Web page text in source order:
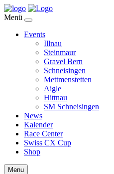
Menü
Events
Illnau
Steinmaur
Gravel Bern
Schneisingen
Mettmenstetten
Aigle
Hittnau
SM Schneisingen
News
Kalender
Race Center
Swiss CX Cup
Shop
Menu